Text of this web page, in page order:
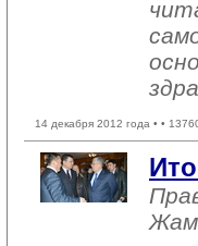
14 декабря 2012 года • •